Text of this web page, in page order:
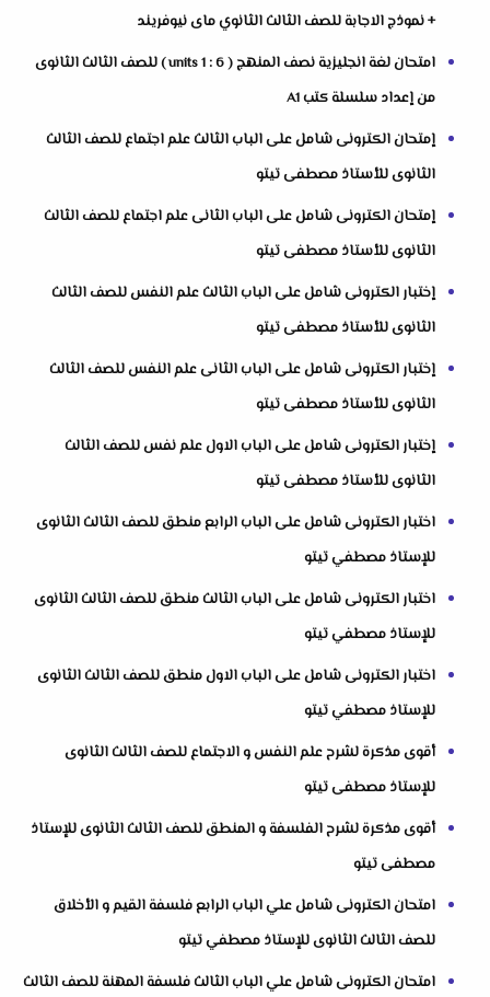
+ نموذج الاجابة للصف الثالث الثانوي ماى نيوفريند
امتحان لغة انجليزية نصف المنهج ( units 1 : 6 ) للصف الثالث الثانوى
من إعداد سلسلة كتب A1
إمتحان الكترونى شامل على الباب الثالث علم اجتماع للصف الثالث
الثانوى للأستاذ مصطفى تيتو
إمتحان الكترونى شامل على الباب الثانى علم اجتماع للصف الثالث
الثانوى للأستاذ مصطفى تيتو
إختبار الكترونى شامل على الباب الثالث علم النفس للصف الثالث
الثانوى للأستاذ مصطفى تيتو
إختبار الكترونى شامل على الباب الثانى علم النفس للصف الثالث
الثانوى للأستاذ مصطفى تيتو
إختبار الكترونى شامل على الباب الاول علم نفس للصف الثالث
الثانوى للأستاذ مصطفى تيتو
اختبار الكترونى شامل على الباب الرابع منطق للصف الثالث الثانوى
للإستاذ مصطفي تيتو
اختبار الكترونى شامل على الباب الثالث منطق للصف الثالث الثانوى
للإستاذ مصطفي تيتو
اختبار الكترونى شامل على الباب الاول منطق للصف الثالث الثانوى
للإستاذ مصطفي تيتو
أقوى مذكرة لشرح علم النفس و الاجتماع للصف الثالث الثانوى
للإستاذ مصطفى تيتو
أقوى مذكرة لشرح الفلسفة و المنطق للصف الثالث الثانوى للإستاذ
مصطفى تيتو
امتحان الكترونى شامل علي الباب الرابع فلسفة القيم و الأخلاق
للصف الثالث الثانوى للإستاذ مصطفي تيتو
امتحان الكترونى شامل علي الباب الثالث فلسفة المهنة للصف الثالث